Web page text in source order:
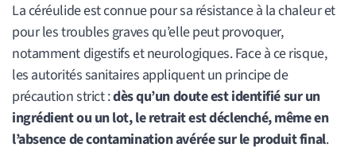
La céréulide est connue pour sa résistance à la chaleur et
pour les troubles graves qu’elle peut provoquer,
notamment digestifs et neurologiques. Face à ce risque,
les autorités sanitaires appliquent un principe de
précaution strict :dès qu’un doute est identifié sur un
ingrédient ou un lot, le retrait est déclenché, même en
l’absence de contamination avérée sur le produit final.